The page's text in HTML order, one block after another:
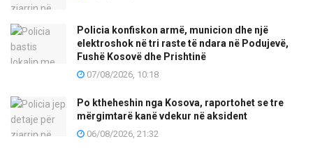
Policia konfiskon armë, municion dhe një
elektroshok në tri raste të ndara në Podujevë,
Fushë Kosovë dhe Prishtinë
07/08/2026, 10:18
Po ktheheshin nga Kosova, raportohet se tre
mërgimtarë kanë vdekur në aksident
06/08/2026, 21:32